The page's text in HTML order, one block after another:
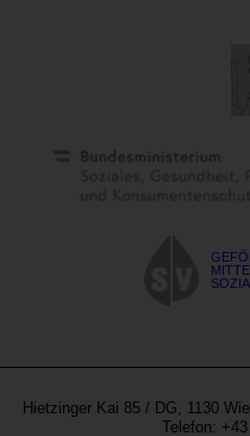
Hietzinger Kai 85 / DG, 1130
Telefon: